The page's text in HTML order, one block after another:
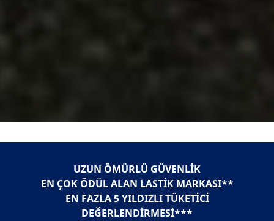
UZUN ÖMÜRLÜ GÜVENLİK
EN ÇOK ÖDÜL ALAN LASTİK MARKASI**
EN FAZLA 5 YILDIZLI TÜKETİCİ
DEĞERLENDİRMESİ***